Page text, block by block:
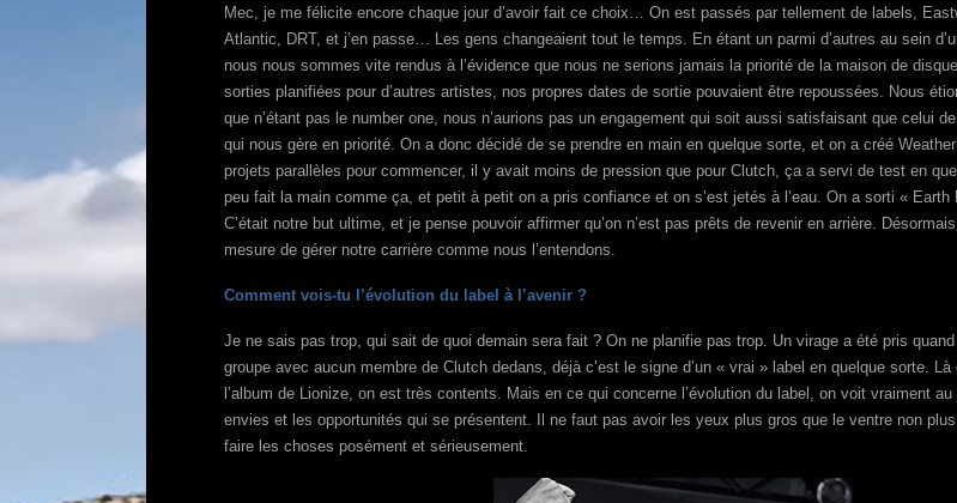
Mec, je me félicite encore chaque jour d’avoir fait ce choix… On est passés par tellement de labels,
Atlantic, DRT, et j’en passe… Les gens changeaient tout le temps. En étant un parmi d’autres au sein
nous nous sommes vite rendus à l’évidence que nous ne serions jamais la priorité de la maison de
sorties planifiées pour d’autres artistes, nos propres dates de sortie pouvaient être repoussées. Nous
que n’étant pas le number one, nous n’aurions pas un engagement qui soit aussi satisfaisant que celui
qui nous gère en priorité. On a donc décidé de se prendre en main en quelque sorte, et on a créé
projets parallèles pour commencer, il y avait moins de pression que pour Clutch, ça a servi de test en
peu fait la main comme ça, et petit à petit on a pris confiance et on s’est jetés à l’eau. On a sorti « Earth
C’était notre but ultime, et je pense pouvoir affirmer qu’on n’est pas prêts de revenir en arrière.
mesure de gérer notre carrière comme nous l’entendons.
Comment vois-tu l’évolution du label à l’avenir ?
Je ne sais pas trop, qui sait de quoi demain sera fait ? On ne planifie pas trop. Un virage a été pris quand
groupe avec aucun membre de Clutch dedans, déjà c’est le signe d’un « vrai » label en quelque sorte.
l’album de Lionize, on est très contents. Mais en ce qui concerne l’évolution du label, on voit vraiment
envies et les opportunités qui se présentent. Il ne faut pas avoir les yeux plus gros que le ventre non
faire les choses posément et sérieusement.